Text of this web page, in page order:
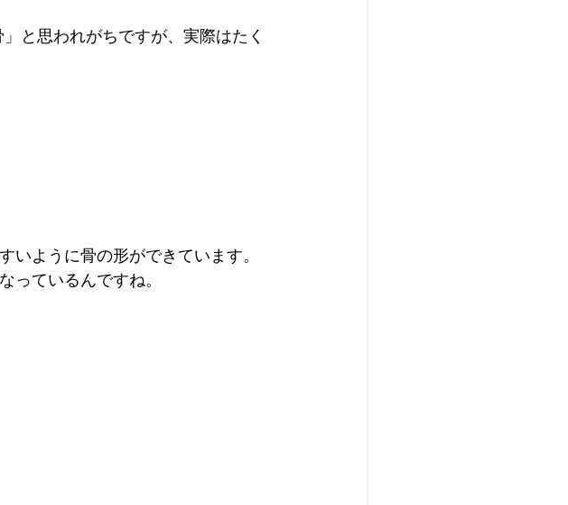
と思われがちですが、実際はたく
いように骨の形ができています。
っているんですね。